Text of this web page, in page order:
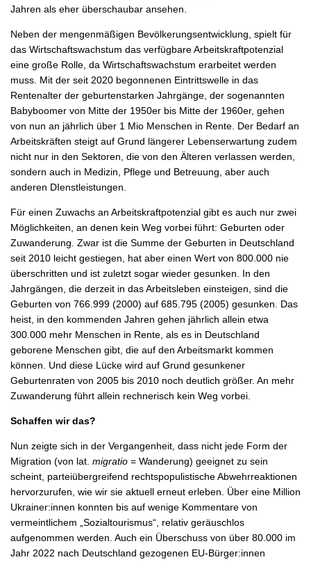
Jahren als eher überschaubar ansehen.
Neben der mengenmäßigen Bevölkerungsentwicklung, spielt für
das Wirtschaftswachstum das verfügbare Arbeitskraftpotenzial
eine große Rolle, da Wirtschaftswachstum erarbeitet werden
muss. Mit der seit 2020 begonnenen Eintrittswelle in das
Rentenalter der geburtenstarken Jahrgänge, der sogenannten
Babyboomer von Mitte der 1950er bis Mitte der 1960er, gehen
von nun an jährlich über 1 Mio Menschen in Rente. Der Bedarf an
Arbeitskräften steigt auf Grund längerer Lebenserwartung zudem
nicht nur in den Sektoren, die von den Älteren verlassen werden,
sondern auch in Medizin, Pflege und Betreuung, aber auch
anderen DIenstleistungen.
Für einen Zuwachs an Arbeitskraftpotenzial gibt es auch nur zwei
Möglichkeiten, an denen kein Weg vorbei führt: Geburten oder
Zuwanderung. Zwar ist die Summe der Geburten in Deutschland
seit 2010 leicht gestiegen, hat aber einen Wert von 800.000 nie
überschritten und ist zuletzt sogar wieder gesunken. In den
Jahrgängen, die derzeit in das Arbeitsleben einsteigen, sind die
Geburten von 766.999 (2000) auf 685.795 (2005) gesunken. Das
heist, in den kommenden Jahren gehen jährlich allein etwa
300.000 mehr Menschen in Rente, als es in Deutschland
geborene Menschen gibt, die auf den Arbeitsmarkt kommen
können. Und diese Lücke wird auf Grund gesunkener
Geburtenraten von 2005 bis 2010 noch deutlich größer. An mehr
Zuwanderung führt allein rechnerisch kein Weg vorbei.
Schaffen wir das?
Nun zeigte sich in der Vergangenheit, dass nicht jede Form der
Migration (von lat. migratio = Wanderung) geeignet zu sein
scheint, parteiübergreifend rechtspopulistische Abwehrreaktionen
hervorzurufen, wie wir sie aktuell erneut erleben. Über eine Million
Ukrainer:innen konnten bis auf wenige Kommentare von
vermeintlichem „Sozialtourismus“, relativ geräuschlos
aufgenommen werden. Auch ein Überschuss von über 80.000 im
Jahr 2022 nach Deutschland gezogenen EU-Bürger:innen